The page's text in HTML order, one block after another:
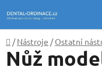
na
obsah
Domů
/ Nástroje / Ostatní
Nůž